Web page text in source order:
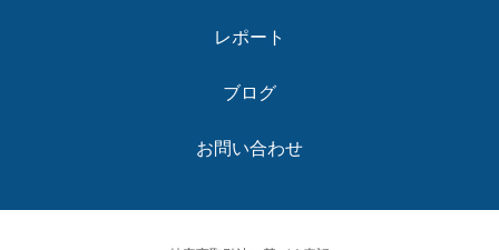
レポート
ブログ
お問い合わせ